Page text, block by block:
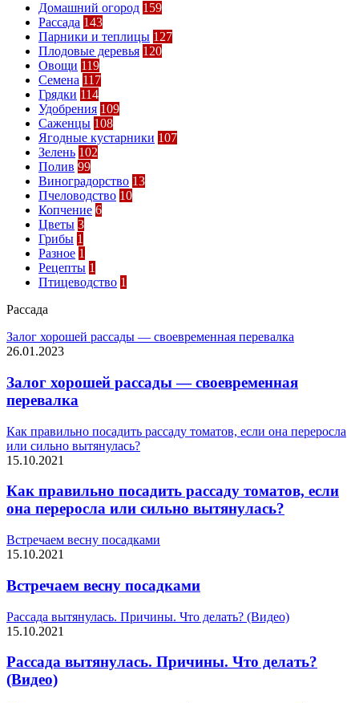
Домашний огород 159
Рассада 143
Парники и теплицы 127
Плодовые деревья 120
Овощи 119
Семена 117
Грядки 114
Удобрения 109
Саженцы 108
Ягодные кустарники 107
Зелень 102
Полив 99
Виноградорство 13
Пчеловодство 10
Копчение 6
Цветы 3
Грибы 1
Разное 1
Рецепты 1
Птицеводство 1
Рассада
Залог хорошей рассады — своевременная перевалка
26.01.2023
Залог хорошей рассады — своевременная
перевалка
Как правильно посадить рассаду томатов, если она переросла
или сильно вытянулась?
15.10.2021
Как правильно посадить рассаду томатов, если
она переросла или сильно вытянулась?
Встречаем весну посадками
15.10.2021
Встречаем весну посадками
Рассада вытянулась. Причины. Что делать? (Видео)
15.10.2021
Рассада вытянулась. Причины. Что делать?
(Видео)